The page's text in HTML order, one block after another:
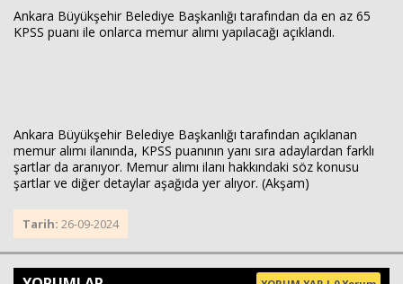
Ankara Büyükşehir Belediye Başkanlığı tarafından da en az 65
KPSS puanı ile onlarca memur alımı yapılacağı açıklandı.
Ankara Büyükşehir Belediye Başkanlığı tarafından açıklanan
memur alımı ilanında, KPSS puanının yanı sıra adaylardan farklı
şartlar da aranıyor. Memur alımı ilanı hakkındaki söz konusu
şartlar ve diğer detaylar aşağıda yer alıyor. (Akşam)
Tarih: 26-09-2024